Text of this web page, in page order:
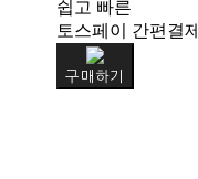
쉽고 빠른
토스페이 간편결제
구매하기